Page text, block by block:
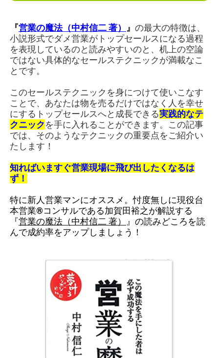
『営業の魔法（中村信二 著） 』 の最大の特徴は、
小説形式でダメ営業がトップセールスになる過程
を表現しているのと読みやすいのと、机上の空論
ではない具体的なセールステクニックが満載なこ
とです。
このセールステクニックを身につけて使いこなす
ことで、あなたは物を売るだけではなく人を幸せ
にするトップセールスへと成長できる実践的なテ
クニックを手に入れることができます。この記事
では、そのようなテクニックの重要点をご紹介い
たします！
知ればいますぐ営業現場に飛び出したくなるは
ず！
特に新人営業マンにオススメ。忖度無しに現役台
本営業®︎コンサルである加賀田裕之が解説する
『営業の魔法（中村信二 著） 』の読みどころを読
んで成約率をアップしましょう！